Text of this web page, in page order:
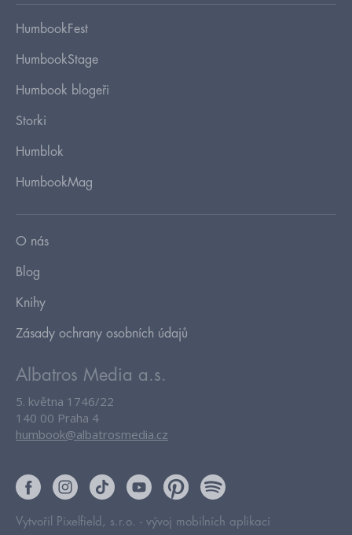
HumbookFest
HumbookStage
Humbook blogeři
Storki
Humblok
HumbookMag
O nás
Blog
Knihy
Zásady ochrany osobních údajů
Albatros Media a.s.
5. května 1746/22
140 00 Praha 4
humbook@albatrosmedia.cz
Vytvořil Pixelfield, s.r.o. - vývoj mobilních aplikací